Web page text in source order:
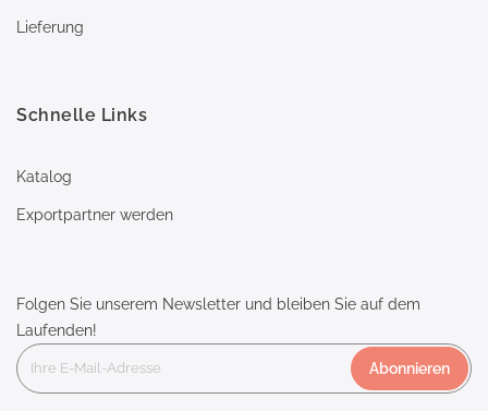
Lieferung
Schnelle Links
Katalog
Exportpartner werden
Folgen Sie unserem Newsletter und bleiben Sie auf dem
Laufenden!
Abonnieren